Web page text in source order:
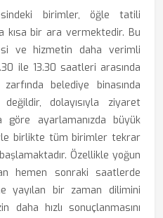
birimler, öğle tatili
kısa bir ara vermektedir. Bu
ve hizmetin daha verimli
ile 13.30 saatleri arasında
belediye binasında
dolayısıyla ziyaret
göre ayarlamanızda büyük
birlikte tüm birimler tekrar
Özellikle yoğun
hemen sonraki saatlerde
yayılan bir zaman dilimini
daha hızlı sonuçlanmasını